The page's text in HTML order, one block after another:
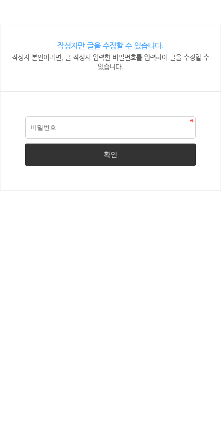
작성자만 글을 수정할 수 있습니다.
작성자 본인이라면, 글 작성시 입력한 비밀번호를 입력하여 글을 수정할 수
있습니다.